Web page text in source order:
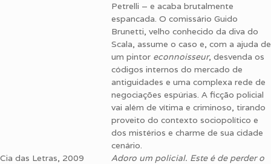
Petrelli – e acaba brutalmente
espancada. O comissário Guido
Brunetti, velho conhecido da diva do
Scala, assume o caso e, com a ajuda de
um pintor econnoisseur, desvenda os
códigos internos do mercado de
antiguidades e uma complexa rede de
negociações espúrias. A ficção policial
vai além de vítima e criminoso, tirando
proveito do contexto sociopolítico e
dos mistérios e charme de sua cidade
cenário.
Cia das Letras, 2009
Adoro um policial. Este é de perder o